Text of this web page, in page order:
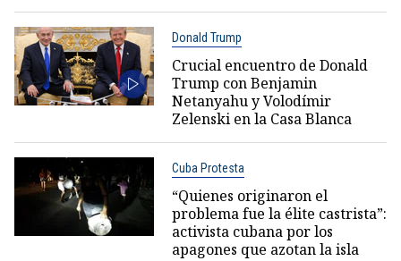
Donald Trump
Crucial encuentro de Donald
Trump con Benjamin
Netanyahu y Volodímir
Zelenski en la Casa Blanca
Cuba Protesta
“Quienes originaron el
problema fue la élite castrista”:
activista cubana por los
apagones que azotan la isla